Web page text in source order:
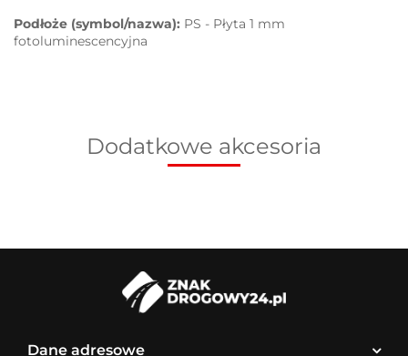
Podłoże (symbol/nazwa): PS - Płyta 1 mm
fotoluminescencyjna
Dodatkowe akcesoria
Dane adresowe